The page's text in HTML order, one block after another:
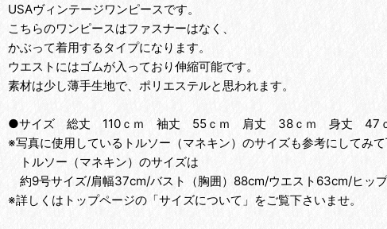
USAヴィンテージワンピースです。
こちらのワンピースはファスナーはなく、
かぶって着用するタイプになります。
ウエストにはゴムが入っており伸縮可能です。
素材は少し薄手生地で、ポリエステルと思われます。
●サイズ 総丈 110ｃｍ 袖丈 55ｃｍ 肩丈 38ｃｍ 身丈 47ｃ
※写真に使用しているトルソー（マネキン）のサイズも参考にしてみて
トルソー（マネキン）のサイズは
約9号サイズ/肩幅37cm/バスト（胸囲）88cm/ウエスト63cm/ヒッ
※詳しくはトップページの「サイズについて」をご覧下さいませ。